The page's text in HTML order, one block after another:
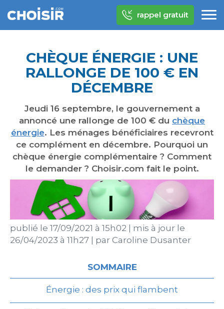
rappel gratuit
CHÈQUE ÉNERGIE : UNE
RALLONGE DE 100 € EN
DÉCEMBRE
Jeudi 16 septembre, le gouvernement a
annoncé une rallonge de 100 € du chèque
énergie. Les ménages bénéficiaires recevront
ce complément en décembre. Pourquoi un
chèque énergie complémentaire ? Comment
le demander ? Choisir.com fait le point.
publié le 17/09/2021 à 15h02
mis à jour le
26/04/2023 à 11h27
par Caroline Dusanter
SOMMAIRE
Énergie : des prix qui flambent